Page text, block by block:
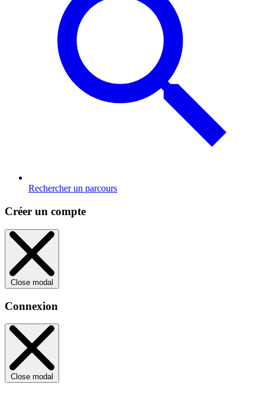
Rechercher un parcours
Créer un compte
Close modal
Connexion
Close modal